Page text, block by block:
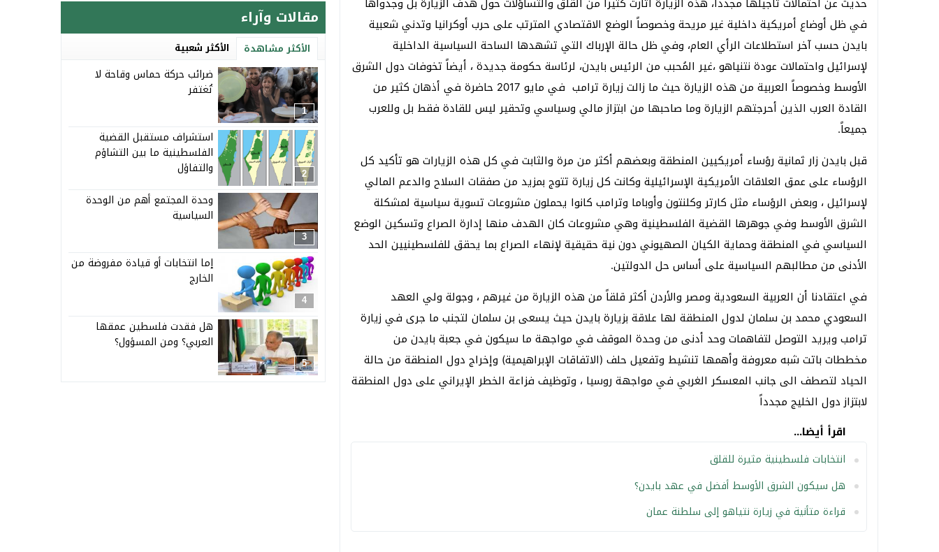
في ظل أوضاع أمريكية داخلية غير مريحة وخصوصاً الوضع الاقتصادي المترتب على حرب أوكرانيا وتدني شعبية
بايدن حسب آخر استطلاعات الرأي العام، وفي ظل حالة الإرباك التي تشهدها الساحة السياسية الداخلية
لإسرائيل واحتمالات عودة نتنياهو ،غير المُحبب من الرئيس بايدن، لرئاسة حكومة جديدة ، أيضاً تخوفات دول الشرق
الأوسط وخصوصاً العربية من هذه الزيارة حيث ما زالت زيارة ترامب في مايو 2017 حاضرة في أذهان كثير من
القادة العرب الذين أحرجتهم الزيارة وما صاحبها من ابتزاز مالي وسياسي وتحقير ليس للقادة فقط بل وللعرب
جميعاً.
قبل بايدن زار ثمانية رؤساء أمريكيين المنطقة وبعضهم أكثر من مرة والثابت في كل هذه الزيارات هو تأكيد كل
الرؤساء على عمق العلاقات الأمريكية الإسرائيلية وكانت كل زيارة تتوج بمزيد من صفقات السلاح والدعم المالي
لإسرائيل ، وبعض الرؤساء مثل كارتر وكلنتون وأوباما وترامب كانوا يحملون مشروعات تسوية سياسية لمشكلة
الشرق الأوسط وفي جوهرها القضية الفلسطينية وهي مشروعات كان الهدف منها إدارة الصراع وتسكين الوضع
السياسي في المنطقة وحماية الكيان الصهيوني دون نية حقيقية لإنهاء الصراع بما يحقق للفلسطينيين الحد
الأدنى من مطالبهم السياسية على أساس حل الدولتين.
في اعتقادنا أن العربية السعودية ومصر والأردن أكثر قلقاً من هذه الزيارة من غيرهم ، وجولة ولي العهد
السعودي محمد بن سلمان لدول المنطقة لها علاقة بزيارة بايدن حيث يسعى بن سلمان لتجنب ما جرى في زيارة
ترامب ويريد التوصل لتفاهمات وحد أدنى من وحدة الموقف في مواجهة ما سيكون في جعبة بايدن من
مخططات باتت شبه معروفة وأهمها تنشيط وتفعيل حلف (الاتفاقات الإبراهيمية) وإخراج دول المنطقة من حالة
الحياد لتصطف الى جانب المعسكر الغربي في مواجهة روسيا ، وتوظيف فزاعة الخطر الإيراني على دول المنطقة
لابتزاز دول الخليج مجدداً
اقرأ أيضا...
انتخابات فلسطينية مثيرة للقلق
هل سيكون الشرق الأوسط أفضل في عهد بايدن؟
قراءة متأنية في زيارة نتياهو إلى سلطنة عمان
مقالات وآراء
الأكثر مشاهدة الأكثر شعبية
1
ضرائب حركة حماس وقاحة لا
تُغتفر
2
استشراف مستقبل القضية
الفلسطينية ما بين التشاؤم
والتفاؤل
3
وحدة المجتمع أهم من الوحدة
السياسية
4
إما انتخابات أو قيادة مفروضة من
الخارج
5
هل فقدت فلسطين عمقها
العربي؟ ومن المسؤول؟